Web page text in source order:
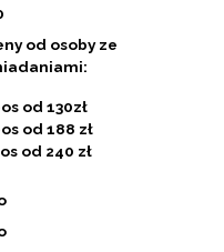
od osoby ze
od 130zł
od 188 zł
od 240 zł